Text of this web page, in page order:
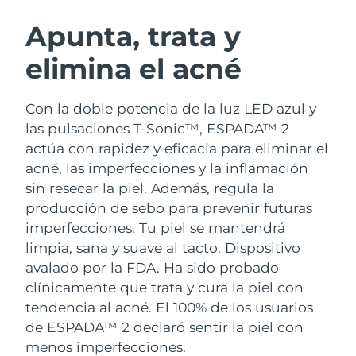
Apunta, trata y
elimina el acné
Con la doble potencia de la luz LED azul y
las pulsaciones T-Sonic™, ESPADA™ 2
actúa con rapidez y eficacia para eliminar el
acné, las imperfecciones y la inflamación
sin resecar la piel. Además, regula la
producción de sebo para prevenir futuras
imperfecciones. Tu piel se mantendrá
limpia, sana y suave al tacto. Dispositivo
avalado por la FDA. Ha sido probado
clínicamente que trata y cura la piel con
tendencia al acné. El 100% de los usuarios
de ESPADA™ 2 declaró sentir la piel con
menos imperfecciones.
LUNA™ 4 pack
Anti-aging massage
LUNA™ 4 Plus
Massage, LED heating
LUNA™ 4 Men
For men, anti-aging massage
BEAR™ 2 pack
Microcurrent toning
BEAR™ 2 go
Microcurrent toning on-the-go
BEAR™ 2 eyes & lips
Microcurrent line smoothing device
Hidratación
UFO™ 3 pack
Deep facial hydration
UFO™ 3 LED
Near-infrared and red light therapy
device
Cuidado bucal
issa™ 4
Hybrid silicone sonic toothbrush
issa™ 4 plus
Smart hybrid silicone sonic toothbrush
TRATAMIENTO ANTIEDAD FAQ™
Antiedad Tratamientos LED
NEW
Austria
Baréin Entrega prevista
Bélgica
Bermudas Entrega prevista
Bosnia y Herzegovina Entrega prevista8/11/26
Brunéi Entrega prevista8/13/26
Bulgaria Entrega prevista8/8/26
Canadá Entrega prevista8/12/26
Chile Entrega prevista8/12/26